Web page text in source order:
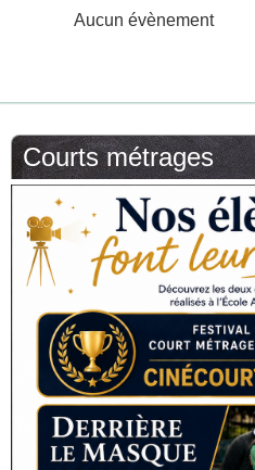
Aucun évènement
Courts métrages